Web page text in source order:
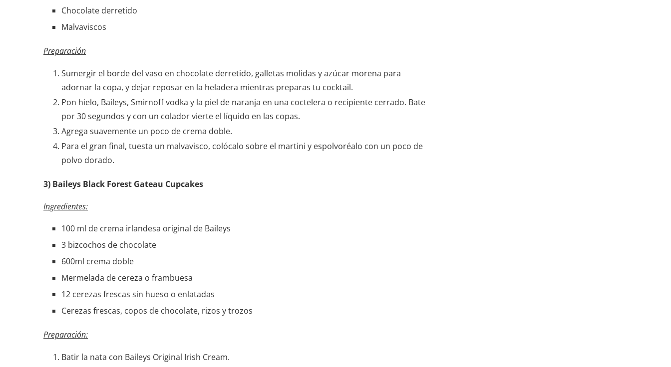
Chocolate derretido
Malvaviscos
Preparación
Sumergir el borde del vaso en chocolate derretido, galletas molidas y azúcar morena para
adornar la copa, y dejar reposar en la heladera mientras preparas tu cocktail.
Pon hielo, Baileys, Smirnoff vodka y la piel de naranja en una coctelera o recipiente cerrado. Bate
por 30 segundos y con un colador vierte el líquido en las copas.
Agrega suavemente un poco de crema doble.
Para el gran final, tuesta un malvavisco, colócalo sobre el martini y espolvoréalo con un poco de
polvo dorado.
3) Baileys Black Forest Gateau Cupcakes
Ingredientes:
100 ml de crema irlandesa original de Baileys
3 bizcochos de chocolate
600ml crema doble
Mermelada de cereza o frambuesa
12 cerezas frescas sin hueso o enlatadas
Cerezas frescas, copos de chocolate, rizos y trozos
Preparación:
Batir la nata con Baileys Original Irish Cream.